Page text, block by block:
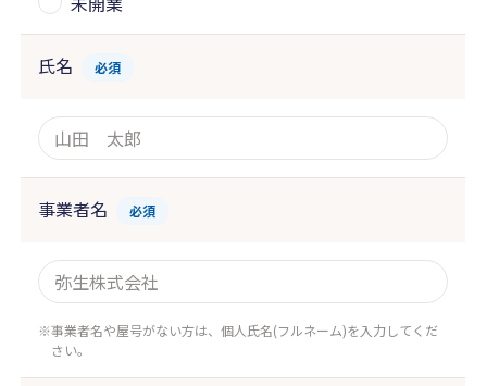
氏名 必須
事業者名 必須
事業者名や屋号がない方は、個人氏名(フルネーム)を入力してくだ
さい。